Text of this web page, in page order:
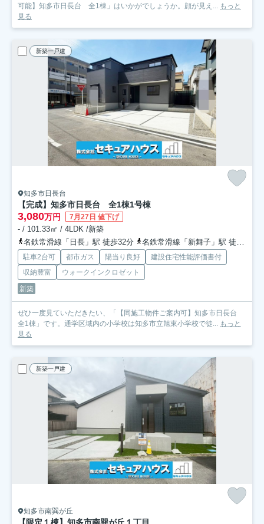
可能】知多市日長台 全1棟」はいかがでしょうか。顔が見え...
もっと
見る
新築一戸建
知多市日長台
【完成】知多市日長台 全1棟1号棟
3,080万円 7月27日 値下げ
- / 101.33㎡ / 4LDK /新築
名鉄常滑線「日長」駅 徒歩32分
名鉄常滑線「新舞子」駅 徒歩36分
駐車2台可 都市ガス 陽当り良好
建設住宅性能評価書付
収納豊富
ウォークインクロゼット
新築
ぜひ一度見ていただきたい、「【同施工物件ご案内可】知多市日長台
全1棟」です。通学区域内の小学校は知多市立旭東小学校で徒...
もっと
見る
新築一戸建
知多市南巽が丘
【限定１棟】知多市南巽が丘１丁目